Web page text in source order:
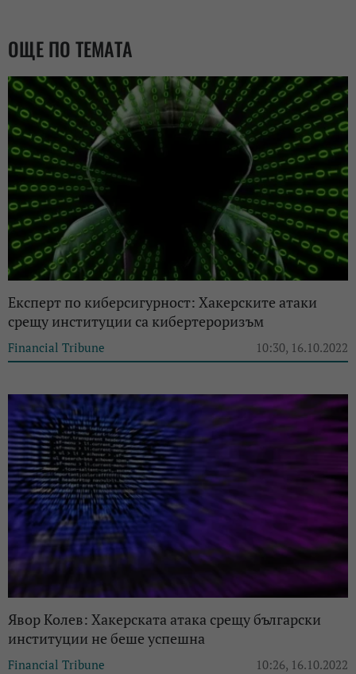
ОЩЕ ПО ТЕМАТА
Експерт по киберсигурност: Хакерските атаки
срещу институции са кибертероризъм
Financial Tribune 10:30, 16.10.2022
Явор Колев: Хакерската атака срещу български
институции не беше успешна
Financial Tribune 10:26, 16.10.2022